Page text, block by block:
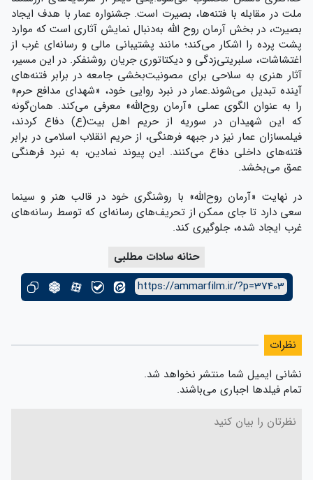
ملت در مقابله با فتنه‌ها، بصیرت است. جشنواره عمار با هدف ایجاد
بصیرت، در بخش آرمان روح الله به‌دنبال نمایش آثاری است که موارد
پشت پرده را اشکار می‌کند؛ مانند پشتیبانی مالی و رسانه‌ای غرب از
اغتشاشات، سلبریتی‌زدگی و دیکتاتوری جریان روشنفکر. در این مسیر،
آثار هنری به سلاحی برای مصونیت‌بخشی جامعه در برابر فتنه‌های
آینده تبدیل می‌شوند.عمار در نبرد روایی خود، «شهدای مدافع حرم»
را به عنوان الگوی عملی «آرمان روح‌الله» معرفی می‌کند. همان‌گونه
که این شهیدان در سوریه از حریم اهل بیت(ع) دفاع کردند،
فیلمسازان عمار نیز در جبهه فرهنگی، از حریم انقلاب اسلامی در برابر
فتنه‌های داخلی دفاع می‌کنند. این پیوند نمادین، به نبرد فرهنگی
عمق می‌بخشد.
در نهایت «آرمان روح‌الله» با روشنگری خود در قالب هنر و سینما
سعی دارد تا جای ممکن از تحریف‌های رسانه‌ای که توسط رسانه‌های
غرب ایجاد شده، جلوگیری کند.
حنانه سادات مطلبی
https://ammarfilm.ir/?p=37403
نظرات
نشانی ایمیل شما منتشر نخواهد شد.
تمام فیلدها اجباری می‌باشند.